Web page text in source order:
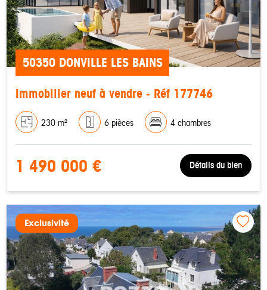
50350 DONVILLE LES BAINS
Immobilier neuf à vendre - Réf 177746
230 m² 6 pièces 4 chambres
1 490 000 € Détails du bien
Exclusivité